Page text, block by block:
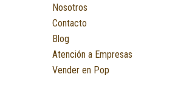
Nosotros
Contacto
Blog
Atención a Empresas
Vender en Pop